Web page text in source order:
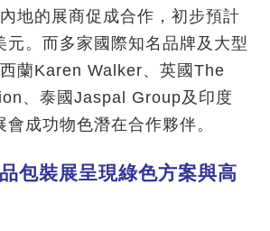
地的展商促成合作，初步預計
元。而多家國際知名品牌及大型
蘭Karen Walker、英國The
、泰國Jaspal Group及印度
成功物色潛在合作夥伴。
包裝展呈現綠色方案與高